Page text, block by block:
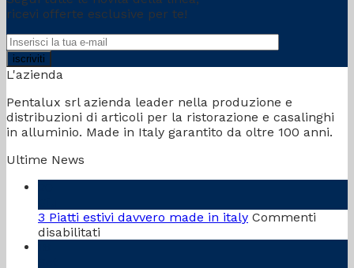
ricevi offerte esclusive per te!
L'azienda
Pentalux srl azienda leader nella produzione e
distribuzioni di articoli per la ristorazione e casalinghi
in alluminio. Made in Italy garantito da oltre 100 anni.
Ultime News
3 Piatti estivi davvero made in italy Commenti
disabilitati